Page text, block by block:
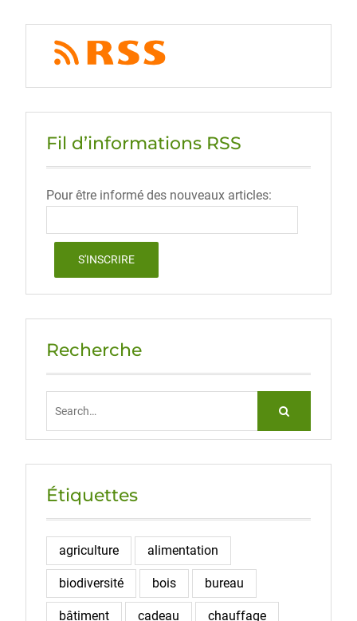
Fil d’informations RSS
Pour être informé des nouveaux articles:
Recherche
Étiquettes
agriculture alimentation
biodiversité bois bureau
bâtiment cadeau chauffage